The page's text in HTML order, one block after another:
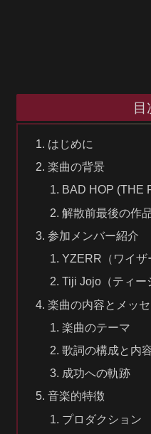
目
はじめに
楽曲の背景
BAD HOP (THE
解散前最後の作
参加メンバー紹介
YZERR（ワイザ
Tiji Jojo（ティー
楽曲の内容とメッ
楽曲のテーマ
歌詞の構成と内
成功への軌跡
音楽的特徴
プロダクション